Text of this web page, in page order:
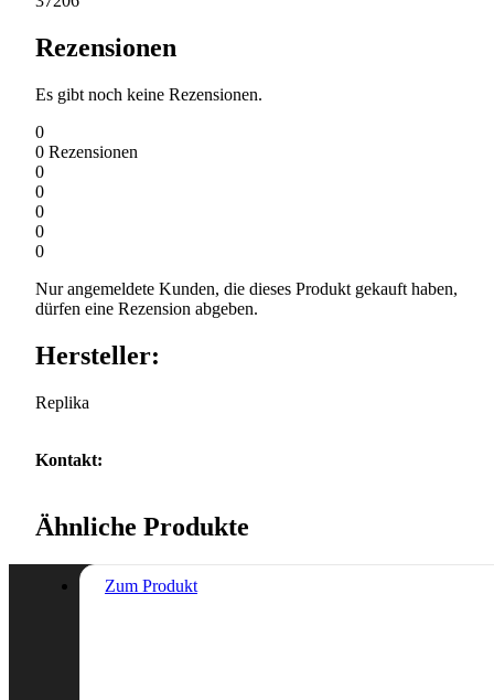
Rezensionen
Es gibt noch keine Rezensionen.
0
0 Rezensionen
0
0
0
0
0
Nur angemeldete Kunden, die dieses Produkt gekauft haben,
dürfen eine Rezension abgeben.
Hersteller:
Replika
Kontakt:
Ähnliche Produkte
Zum Produkt